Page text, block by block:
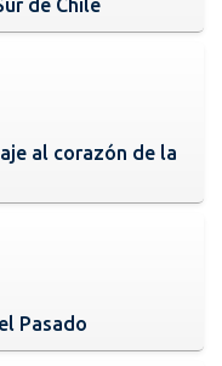
de Chile
al corazón de la
Pasado